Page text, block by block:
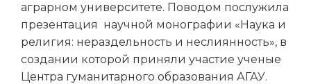
аграрном университете. Поводом послужила
презентация научной монографии «Наука и
религия: нераздельность и неслиянность», в
создании которой приняли участие ученые
Центра гуманитарного образования АГАУ.